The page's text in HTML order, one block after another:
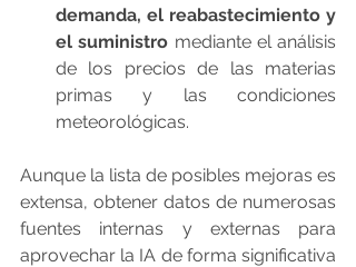
demanda, el reabastecimiento y
el suministro mediante el análisis
de los precios de las materias
primas y las condiciones
meteorológicas.
Aunque la lista de posibles mejoras es
extensa, obtener datos de numerosas
fuentes internas y externas para
aprovechar la IA de forma significativa